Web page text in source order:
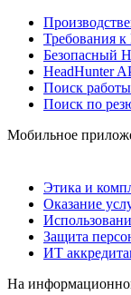
Требования
Безопасный
HeadHunter
Поиск работы
Поиск по
Мобильное
Этика и
Оказание
Защита
ИТ
На